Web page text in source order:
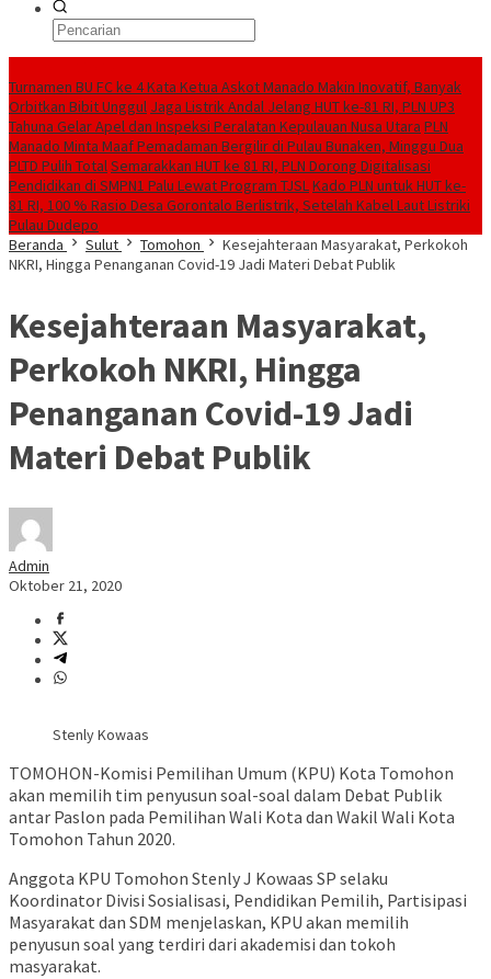
Turnamen BU FC ke 4 Kata Ketua Askot Manado Makin Inovatif, Banyak
Orbitkan Bibit Unggul Jaga Listrik Andal Jelang HUT ke-81 RI, PLN UP3
Tahuna Gelar Apel dan Inspeksi Peralatan Kepulauan Nusa Utara PLN
Manado Minta Maaf Pemadaman Bergilir di Pulau Bunaken, Minggu Dua
PLTD Pulih TotalSemarakkan HUT ke 81 RI, PLN Dorong Digitalisasi
Pendidikan di SMPN1 Palu Lewat Program TJSLKado PLN untuk HUT ke-
81 RI, 100 % Rasio Desa Gorontalo Berlistrik, Setelah Kabel Laut Listriki
Pulau Dudepo
Beranda
Sulut Tomohon
Kesejahteraan Masyarakat, Perkokoh
NKRI, Hingga Penanganan Covid-19 Jadi Materi Debat Publik
Kesejahteraan Masyarakat,
Perkokoh NKRI, Hingga
Penanganan Covid-19 Jadi
Materi Debat Publik
Admin
Oktober 21, 2020
Stenly Kowaas
TOMOHON-Komisi Pemilihan Umum (KPU) Kota Tomohon
akan memilih tim penyusun soal-soal dalam Debat Publik
antar Paslon pada Pemilihan Wali Kota dan Wakil Wali Kota
Tomohon Tahun 2020.
Anggota KPU Tomohon Stenly J Kowaas SP selaku
Koordinator Divisi Sosialisasi, Pendidikan Pemilih, Partisipasi
Masyarakat dan SDM menjelaskan, KPU akan memilih
penyusun soal yang terdiri dari akademisi dan tokoh
masyarakat.